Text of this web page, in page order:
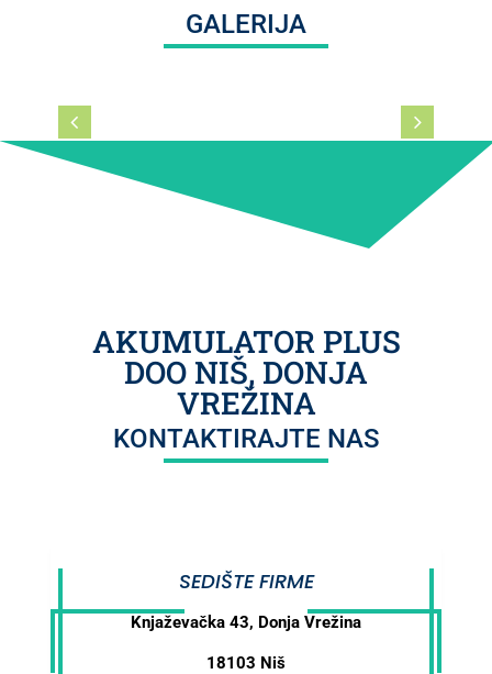
GALERIJA
AKUMULATOR PLUS
DOO NIŠ, DONJA
VREŽINA
KONTAKTIRAJTE NAS
SEDIŠTE FIRME
Knjaževačka 43, Donja Vrežina
18103 Niš